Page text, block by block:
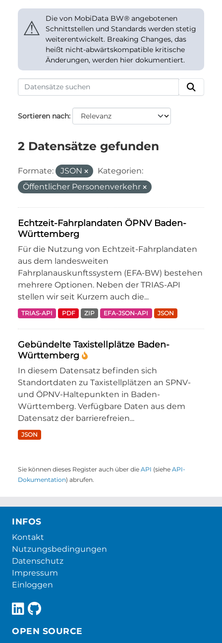
⚠
Die von MobiData BW® angebotenen
Schnittstellen und Standards werden stetig
weiterentwickelt. Breaking Changes, das
heißt nicht-abwärtskompatible kritische
Änderungen, werden hier dokumentiert.
Sortieren nach
2 Datensätze gefunden
Formate: JSON
Kategorien:
Öffentlicher Personenverkehr
Echtzeit-Fahrplandaten ÖPNV Baden-
Württemberg
Für die Nutzung von Echtzeit-Fahrplandaten
aus dem landesweiten
Fahrplanauskunftssystem (EFA-BW) bestehen
mehrere Optionen. Neben der TRIAS-API
stellen wir seit Kurzem auch die...
TRIAS-API PDF ZIP EFA-JSON-API JSON
Gebündelte Taxistellplätze Baden-
Württemberg
In diesem Datensatz befinden sich
Standortdaten zu Taxistellplätzen an SPNV-
und ÖPNV-Haltepunkten in Baden-
Württemberg. Verfügbare Daten aus dem
Datensatz der barrierefreien...
JSON
Sie können dieses Register auch über die API (siehe API-
Dokumentation) abrufen.
INFOS
Kontakt
Nutzungsbedingungen
Datenschutz
Impressum
Einloggen
OPEN SOURCE